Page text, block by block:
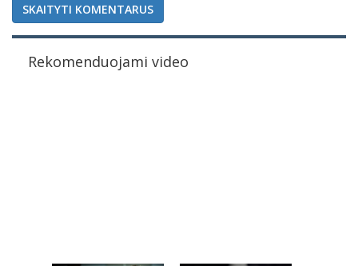
SKAITYTI KOMENTARUS
Rekomenduojami video